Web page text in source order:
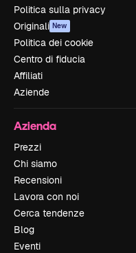
Politica sulla privacy
Originali New
Politica dei cookie
Centro di fiducia
Affiliati
Aziende
Azienda
Prezzi
Chi siamo
Recensioni
Lavora con noi
Cerca tendenze
Blog
Eventi